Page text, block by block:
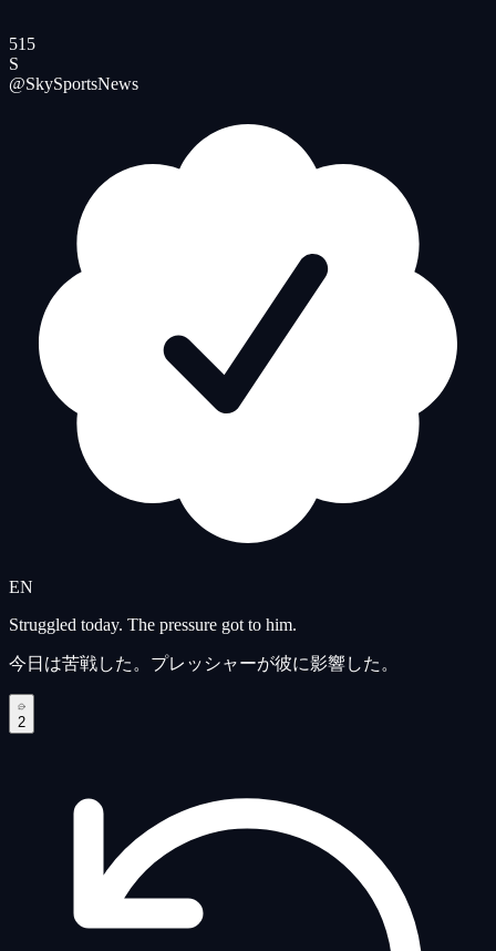
515
S
@SkySportsNews
EN
Struggled today. The pressure got to him.
今日は苦戦した。プレッシャーが彼に影響した。
2